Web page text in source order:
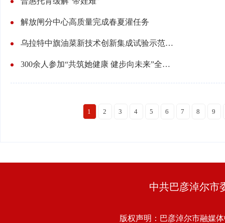
解放闸分中心高质量完成春夏灌任务
乌拉特中旗油菜新技术创新集成试验示范项目完成播种
300余人参加“共筑她健康 健步向未来”全民健步走
1 2 3 4 5 6 7 8 9
中共巴彦淖尔市
版权声明：巴彦淖尔市融媒